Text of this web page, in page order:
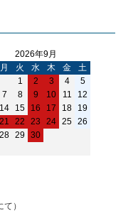
2026年9月
月 火 水 木 金
土
1
2 3 4
5
7 8 9 10 11
12
14 15 16 17 18
19
21 22 23 24 25 26
28 29 30
）